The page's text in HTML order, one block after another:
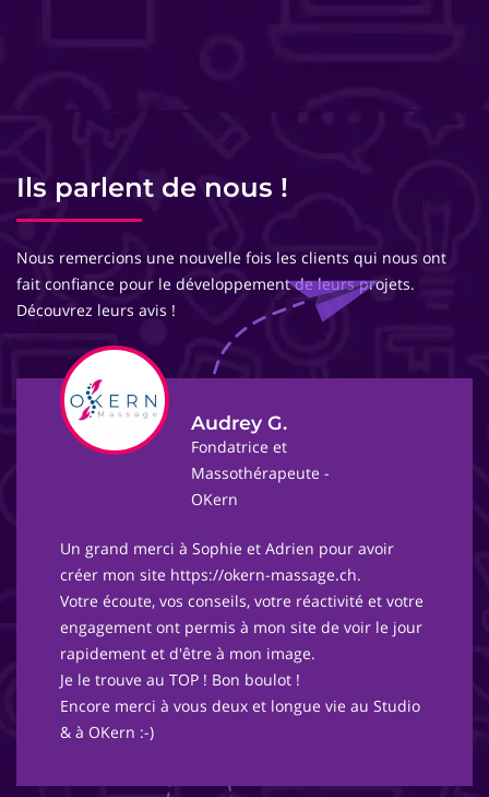
Ils parlent de nous !
Nous remercions une nouvelle fois les clients qui nous ont
fait confiance pour le développement de leurs projets.
Découvrez leurs avis !
Audrey G.
Fondatrice et
Massothérapeute -
OKern
Un grand merci à Sophie et Adrien pour avoir
créer mon site https://okern-massage.ch.
Votre écoute, vos conseils, votre réactivité et votre
engagement ont permis à mon site de voir le jour
rapidement et d'être à mon image.
Je le trouve au TOP ! Bon boulot !
Encore merci à vous deux et longue vie au Studio
& à OKern :-)